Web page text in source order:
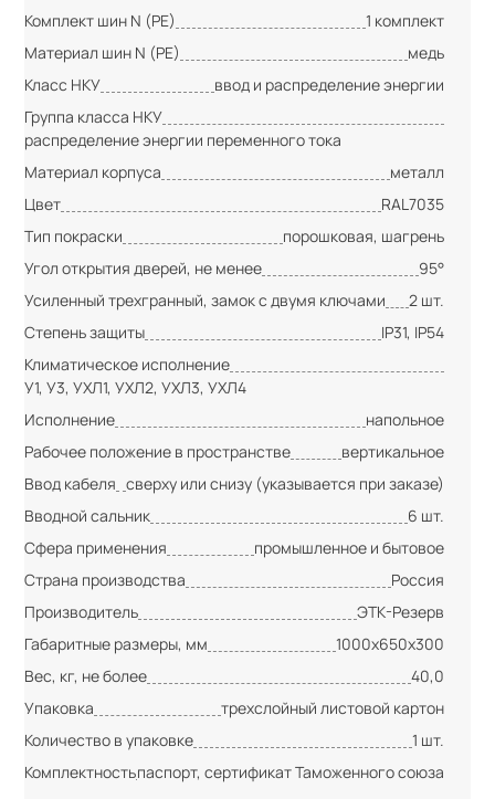
Комплект шин N (PE)
1 комплект
Материал шин N (PE)
медь
Класс НКУ
ввод и распределение энергии
Группа класса НКУ
распределение энергии переменного тока
Материал корпуса
металл
Цвет
RAL7035
Тип покраски
порошковая, шагрень
Угол открытия дверей, не менее
95°
Усиленный трехгранный, замок с двумя ключами
2 шт.
Степень защиты
IP31, IP54
Климатическое исполнение
У1, У3, УХЛ1, УХЛ2, УХЛ3, УХЛ4
Исполнение
напольное
Рабочее положение в пространстве
вертикальное
Ввод кабеля сверху или снизу (указывается при заказе)
Вводной сальник
6 шт.
Сфера применения
промышленное и бытовое
Страна производства
Россия
Производитель
ЭТК-Резерв
Габаритные размеры, мм
1000х650х300
Вес, кг, не более
40,0
Упаковка
трехслойный листовой картон
Количество в упаковке
1 шт.
Комплектностьпаспорт, сертификат Таможенного союза